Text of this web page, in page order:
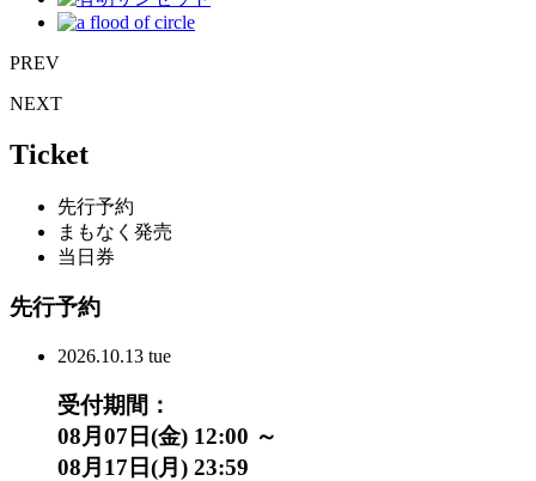
PREV
NEXT
Ticket
先行予約
まもなく発売
当日券
先行予約
2026.10.13 tue
受付期間：
08月07日(金) 12:00 ～
08月17日(月) 23:59